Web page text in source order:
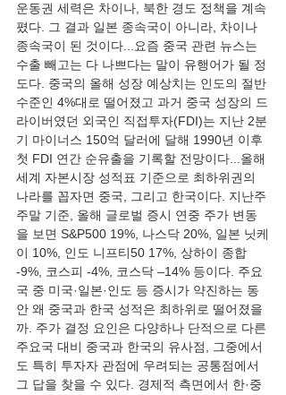
운동권 세력은 차이나, 북한 경도 정책을 계속
폈다. 그 결과 일본 종속국이 아니라, 차이나
종속국이 된 것이다...요즘 중국 관련 뉴스는
수출 빼고는 다 나쁘다는 말이 유행어가 될 정
도다. 중국의 올해 성장 예상치는 인도의 절반
수준인 4%대로 떨어졌고 과거 중국 성장의 드
라이버였던 외국인 직접투자(FDI)는 지난 2분
기 마이너스 150억 달러에 달해 1990년 이후
첫 FDI 연간 순유출을 기록할 전망이다...올해
세계 자본시장 성적표 기준으로 최하위권의
나라를 꼽자면 중국, 그리고 한국이다. 지난주
주말 기준, 올해 글로벌 증시 연중 주가 변동
을 보면 S&P500 19%, 나스닥 20%, 일본 닛케
이 10%, 인도 니프티50 17%, 상하이 종합
-9%, 코스피 -4%, 코스닥 –14% 등이다. 주요
국 중 미국·일본·인도 등 증시가 약진하는 동
안 왜 중국과 한국 성적은 최하위로 떨어졌을
까. 주가 결정 요인은 다양하나 단적으로 다른
주요국 대비 중국과 한국의 유사점, 그중에서
도 특히 투자자 관점에 우려되는 공통점에서
그 답을 찾을 수 있다. 경제적 측면에서 한·중